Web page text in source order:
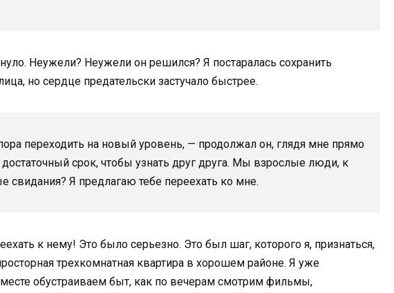
Неужели? Неужели он решился? Я постаралась сохранить
но сердце предательски застучало быстрее.
переходить на новый уровень, — продолжал он, глядя мне прямо
срок, чтобы узнать друг друга. Мы взрослые люди, к
свидания? Я предлагаю тебе переехать ко мне.
к нему! Это было серьезно. Это был шаг, которого я, признаться,
трехкомнатная квартира в хорошем районе. Я уже
обустраиваем быт, как по вечерам смотрим фильмы,